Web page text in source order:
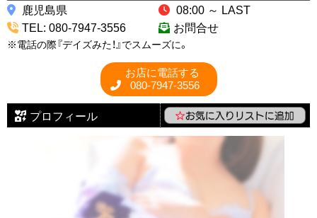
鹿児島県
08:00 ～ LAST
TEL: 080-7947-3556
お問合せ
※電話の際『デイズみた！』でスムーズに。
お店に電話する
080-7947-3556
プロフィール